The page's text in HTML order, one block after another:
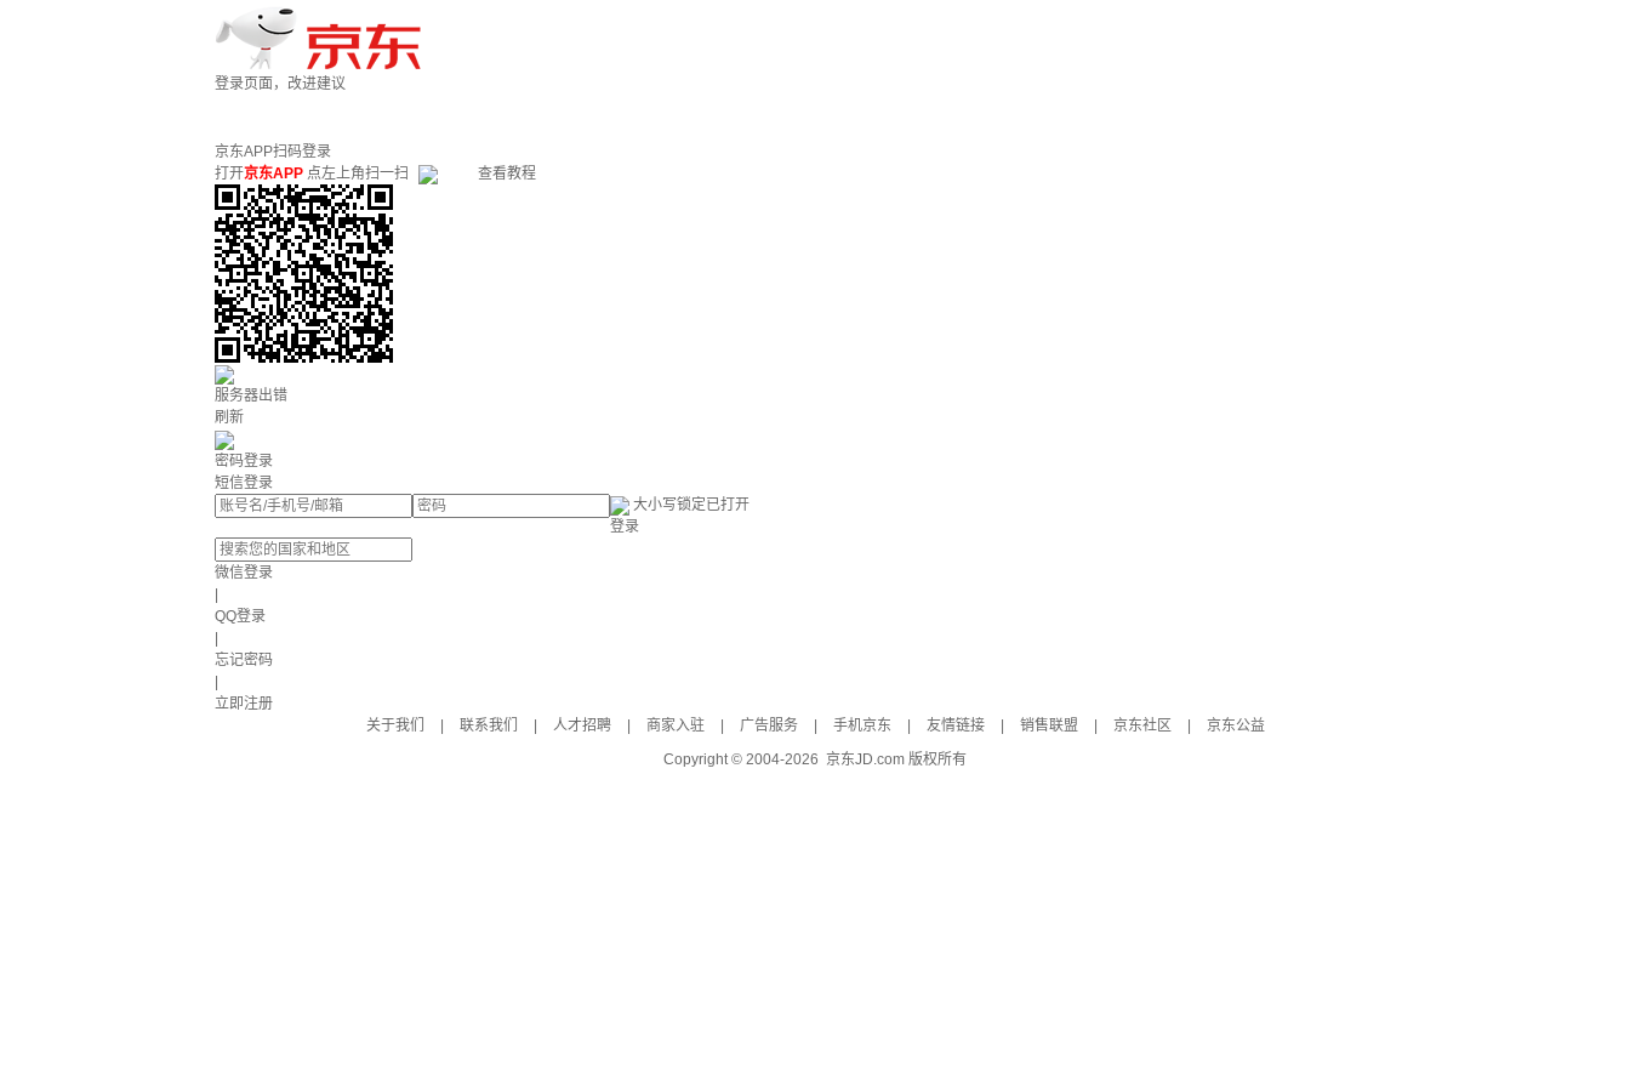
登录页面，改进建议
京东APP扫码登录
打开京东APP 点左上角扫一扫 查看教程
服务器出错
刷新
密码登录
短信登录
大小写锁定已打开
登录
微信登录
QQ登录
忘记密码
立即注册
关于我们
联系我们 人才招聘 商家入驻 广告服务 手机京东 友情链接 销售联盟 京东社区
京东公益
Copyright © 2004-2026 京东JD.com 版权所有